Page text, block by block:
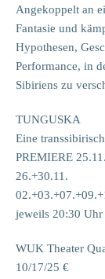
Angekoppelt an
Fantasie und
Hypothesen,
Performance, in
Sibiriens zu
TUNGUSKA
Eine
PREMIERE
26.+30.11.
jeweils 20:30 Uhr
WUK Theater
10/17/25 €